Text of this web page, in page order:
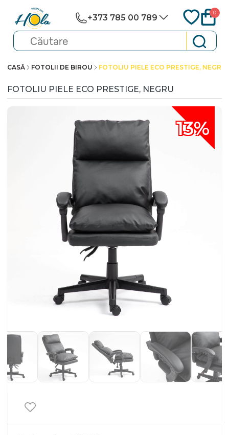
+373 785 00 789
0
CASĂ FOTOLII DE BIROU FOTOLIU PIELE ECO PRESTIGE, NEGRU
FOTOLIU PIELE ECO PRESTIGE, NEGRU
13%